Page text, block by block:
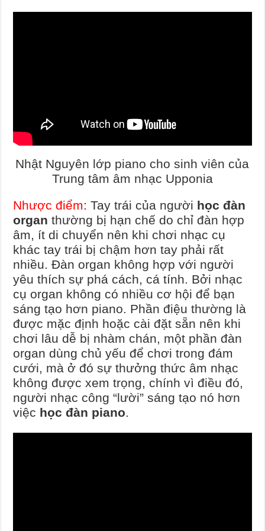
Nhật Nguyên lớp piano cho sinh viên của
Trung tâm âm nhạc Upponia
Nhược điểm: Tay trái của người học đàn
organ thường bị hạn chế do chỉ đàn hợp
âm, ít di chuyển nên khi chơi nhạc cụ
khác tay trái bị chậm hơn tay phải rất
nhiều. Đàn organ không hợp với người
yêu thích sự phá cách, cá tính. Bởi nhạc
cụ organ không có nhiều cơ hội để bạn
sáng tạo hơn piano. Phần điệu thường là
được mặc định hoặc cài đặt sẵn nên khi
chơi lâu dễ bị nhàm chán, một phần đàn
organ dùng chủ yếu để chơi trong đám
cưới, mà ở đó sự thưởng thức âm nhạc
không được xem trọng, chính vì điều đó,
người nhạc công “lười” sáng tạo nó hơn
việc học đàn piano.